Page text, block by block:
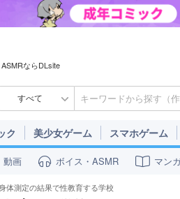
ならDLsite
すべて
ク 美少女ゲーム スマホゲーム
動画 ボイス・ASMR マン
体測定の結果で性教育する学校